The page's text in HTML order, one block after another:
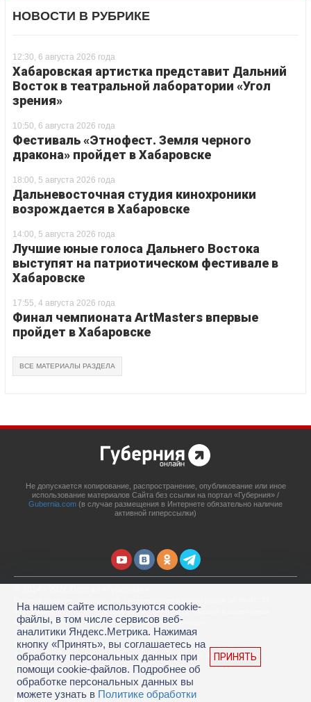
НОВОСТИ В РУБРИКЕ
12:30, 6 августа 2026 года
Хабаровская артистка представит Дальний
Восток в театральной лаборатории «Угол
зрения»
10:50, 6 августа 2026 года
Фестиваль «Этнофест. Земля черного
дракона» пройдет в Хабаровске
18:00, 5 августа 2026 года
Дальневосточная студия кинохроники
возрождается в Хабаровске
14:00, 5 августа 2026 года
Лучшие юные голоса Дальнего Востока
выступят на патриотическом фестивале в
Хабаровске
17:55, 4 августа 2026 года
Финал чемпионата ArtMasters впервые
пройдет в Хабаровске
ВСЕ МАТЕРИАЛЫ РАЗДЕЛА
Не допускается копирование, распространение, опубликование или иное
использование материалов Сайта без ссылки на портал «Губерния» /
Gubernia.com (в случае размещения в Интернете обязательно наличие
активной гиперссылки)
67908 выдано 06.12.2016 Федеральной службой по надзору в сфере связи,
информационных технологий и массовых коммуникаций.
Учредитель: ООО «Губерния Он-лайн»
Главный редактор: Гатаулина А.С.
Телефон редакции: (4212) 45-88-45, адрес электронной почты:
portal@gubernia.com
18+
На нашем сайте используются cookie-
файлы, в том числе сервисов веб-
аналитики Яндекс.Метрика. Нажимая
кнопку «Принять», вы соглашаетесь на
обработку персональных данных при
помощи cookie-файлов. Подробнее об
обработке персональных данных вы
можете узнать в Политике обработки
ПРИНЯТЬ